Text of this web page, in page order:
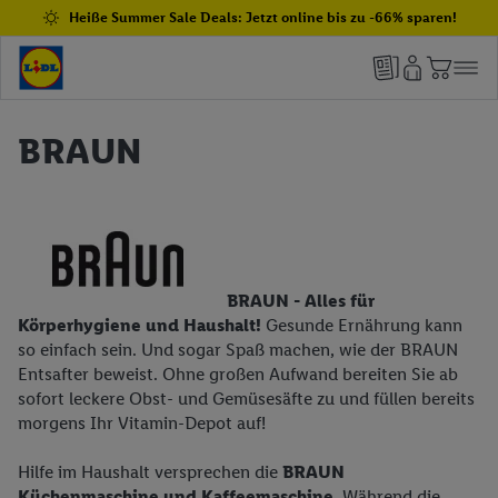
Heiße Summer Sale Deals: Jetzt online bis zu -66% sparen!
BRAUN
BRAUN - Alles für
Körperhygiene und Haushalt! Gesunde Ernährung kann
so einfach sein. Und sogar Spaß machen, wie der BRAUN
Entsafter beweist. Ohne großen Aufwand bereiten Sie ab
sofort leckere Obst- und Gemüsesäfte zu und füllen bereits
morgens Ihr Vitamin-Depot auf!
Hilfe im Haushalt versprechen die BRAUN